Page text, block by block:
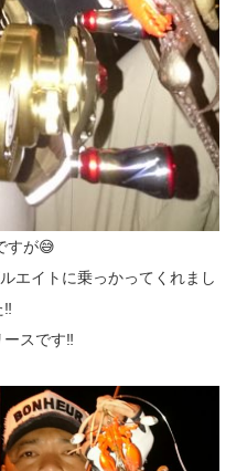
すが😅
エイトに乗っかってくれまし
‼
スです‼